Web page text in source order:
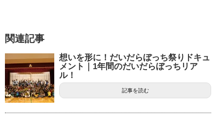
関連記事
想いを形に！だいだらぼっち祭りドキュ
メント｜1年間のだいだらぼっちリア
ル！
記事を読む